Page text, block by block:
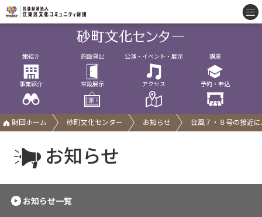
館紹介 施設貸出 公演・イベント・展示 講座
事業紹介 常設展示 アクセス 予約・申込
財団ホーム 砂町文化センター お知らせ 台風７・８号の接近
お知らせ
お知らせ一覧